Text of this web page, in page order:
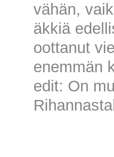
vähän,
äkkiä
oottanut
enemmän
edit: On